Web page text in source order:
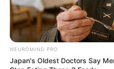
NEUROMIND PRO
Japan's Oldest Doctors Say